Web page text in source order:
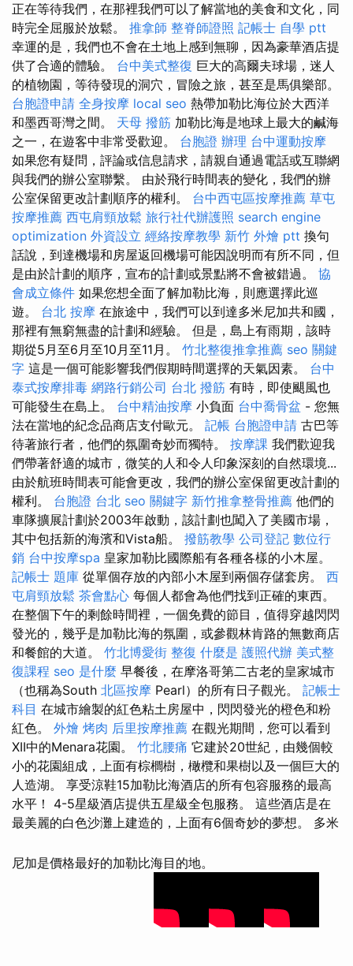
正在等待我們，在那裡我們可以了解當地的美食和文化，同
時完全屈服於放鬆。 推拿師 整脊師證照 記帳士 自學 ptt
幸運的是，我們也不會在土地上感到無聊，因為豪華酒店提
供了合適的體驗。 台中美式整復 巨大的高爾夫球場，迷人
的植物園，等待發現的洞穴，冒險之旅，甚至是馬俱樂部。
台胞證申請 全身按摩 local seo 熱帶加勒比海位於大西洋
和墨西哥灣之間。 天母 撥筋 加勒比海是地球上最大的鹹海
之一，在遊客中非常受歡迎。 台胞證 辦理 台中運動按摩
如果您有疑問，評論或信息請求，請親自通過電話或互聯網
與我們的辦公室聯繫。 由於飛行時間表的變化，我們的辦
公室保留更改計劃順序的權利。 台中西屯區按摩推薦 草屯
按摩推薦 西屯肩頸放鬆 旅行社代辦護照 search engine
optimization 外資設立 經絡按摩教學 新竹 外燴 ptt 換句
話說，到達機場和房屋返回機場可能因說明而有所不同，但
是由於計劃的順序，宣布的計劃或景點將不會被錯過。 協
會成立條件 如果您想全面了解加勒比海，則應選擇此巡
遊。 台北 按摩 在旅途中，我們可以到達多米尼加共和國，
那裡有無窮無盡的計劃和經驗。 但是，島上有雨期，該時
期從5月至6月至10月至11月。 竹北整復推拿推薦 seo 關鍵
字 這是一個可能影響我們假期時間選擇的天氣因素。 台中
泰式按摩排毒 網路行銷公司 台北 撥筋 有時，即使颶風也
可能發生在島上。 台中精油按摩 小負面 台中喬骨盆 - 您無
法在當地的紀念品商店支付歐元。 記帳 台胞證申請 古巴等
待著旅行者，他們的氛圍奇妙而獨特。 按摩課 我們歡迎我
們帶著舒適的城市，微笑的人和令人印象深刻的自然環境...
由於航班時間表可能會更改，我們的辦公室保留更改計劃的
權利。 台胞證 台北 seo 關鍵字 新竹推拿整骨推薦 他們的
車隊擴展計劃於2003年啟動，該計劃也闖入了美國市場，
其中包括新的海濱和Vista船。 撥筋教學 公司登記 數位行
銷 台中按摩spa 皇家加勒比國際船有各種各樣的小木屋。
記帳士 題庫 從單個存放的內部小木屋到兩個存儲套房。 西
屯肩頸放鬆 茶會點心 每個人都會為他們找到正確的東西。
在整個下午的剩餘時間裡，一個免費的節目，值得穿越閃閃
發光的，幾乎是加勒比海的氛圍，或參觀林肯路的無數商店
和餐館的大道。 竹北博愛街 整復 什麼是 護照代辦 美式整
復課程 seo 是什麼 早餐後，在摩洛哥第二古老的皇家城市
（也稱為South 北區按摩 Pearl）的所有日子觀光。 記帳士
科目 在城市繪製的紅色粘土房屋中，閃閃發光的橙色和粉
紅色。 外燴 烤肉 后里按摩推薦 在觀光期間，您可以看到
XII中的Menara花園。 竹北腰痛 它建於20世紀，由幾個較
小的花園組成，上面有棕櫚樹，橄欖和果樹以及一個巨大的
人造湖。 享受涼鞋15加勒比海酒店的所有包容服務的最高
水平！ 4-5星級酒店提供五星級全包服務。 這些酒店是在
最美麗的白色沙灘上建造的，上面有6個奇妙的夢想。 多米
尼加是價格最好的加勒比海目的地。